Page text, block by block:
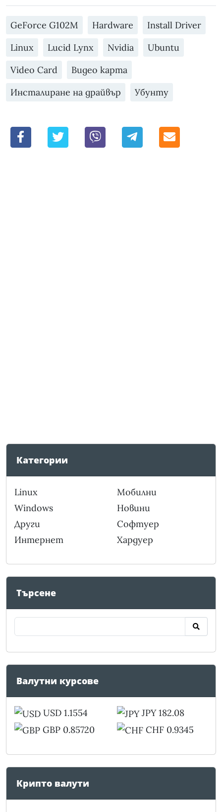
GeForce G102M Hardware
Install Driver
Linux
Lucid Lynx Nvidia
Ubuntu
Video Card
Видео карта
Инсталиране на драйвър
Убунту
Категории
Linux
Windows
Други
Интернет
Мобилни
Новини
Софтуер
Хардуер
Търсене
Валутни курсове
USD 1.1554
GBP 0.85720
JPY 182.08
CHF 0.9345
Крипто валути